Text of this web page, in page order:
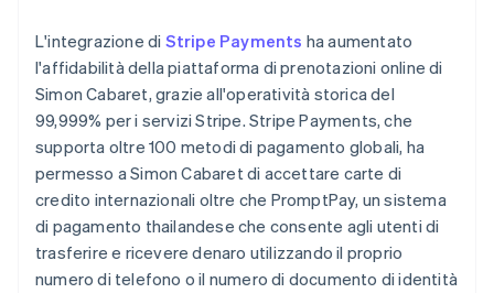
L'integrazione di Stripe Payments ha aumentato
l'affidabilità della piattaforma di prenotazioni online di
Simon Cabaret, grazie all'operatività storica del
99,999% per i servizi Stripe. Stripe Payments, che
supporta oltre 100 metodi di pagamento globali, ha
permesso a Simon Cabaret di accettare carte di
credito internazionali oltre che PromptPay, un sistema
di pagamento thailandese che consente agli utenti di
trasferire e ricevere denaro utilizzando il proprio
numero di telefono o il numero di documento di identità